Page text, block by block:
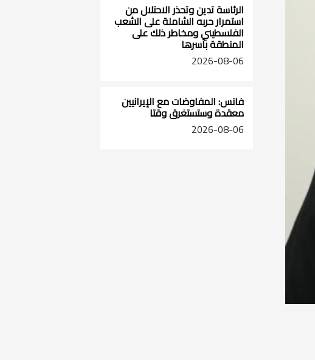
الرئاسة تدين وتحذر الاحتلال من
استمرار حربه الشاملة على الشعب
الفلسطيني ومخاطر ذلك على
المنطقة بأسرها
2026-08-06
فانس: المفاوضات مع الإيرانيين
معقدة وستستغرق وقتا
2026-08-06